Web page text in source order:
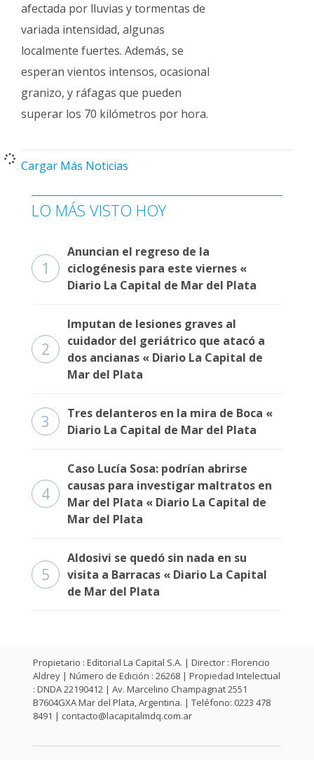
afectada por lluvias y tormentas de
variada intensidad, algunas
localmente fuertes. Además, se
esperan vientos intensos, ocasional
granizo, y ráfagas que pueden
superar los 70 kilómetros por hora.
Cargar Más Noticias
LO MÁS VISTO HOY
1
Anuncian el regreso de la
ciclogénesis para este viernes «
Diario La Capital de Mar del Plata
2
Imputan de lesiones graves al
cuidador del geriátrico que atacó a
dos ancianas « Diario La Capital de
Mar del Plata
3
Tres delanteros en la mira de Boca «
Diario La Capital de Mar del Plata
4
Caso Lucía Sosa: podrían abrirse
causas para investigar maltratos en
Mar del Plata « Diario La Capital de
Mar del Plata
5
Aldosivi se quedó sin nada en su
visita a Barracas « Diario La Capital
de Mar del Plata
Propietario : Editorial La Capital S.A. | Director : Florencio
Aldrey | Número de Edición : 26268 | Propiedad Intelectual
: DNDA 22190412 | Av. Marcelino Champagnat 2551
B7604GXA Mar del Plata, Argentina. | Teléfono: 0223 478
8491 | contacto@lacapitalmdq.com.ar